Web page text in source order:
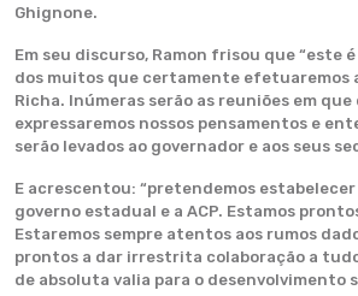
Ghignone.
Em seu discurso, Ramon frisou que “este
dos muitos que certamente efetuaremos
Richa. Inúmeras serão as reuniões em
expressaremos nossos pensamentos e
serão levados ao governador e aos seus
E acrescentou: “pretendemos
governo estadual e a ACP. Estamos
Estaremos sempre atentos aos rumos
prontos a dar irrestrita colaboração a
de absoluta valia para o desenvolvimento